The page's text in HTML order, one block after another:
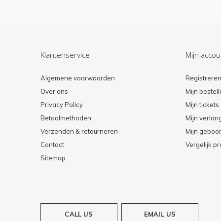
Klantenservice
Algemene voorwaarden
Over ons
Privacy Policy
Betaalmethoden
Verzenden & retourneren
Contact
Sitemap
Mijn
Registreren
Mijn
Mijn tickets
Mijn
Mijn
Vergelijk
CALL US EMAIL US